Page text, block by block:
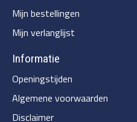
Mijn bestellingen
Mijn verlanglijst
Informatie
Openingstijden
Algemene voorwaarden
Disclaimer